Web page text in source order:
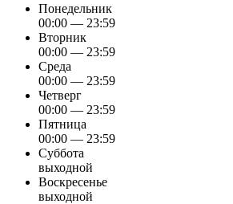
Понедельник
00:00 — 23:59
Вторник
00:00 — 23:59
Среда
00:00 — 23:59
Четверг
00:00 — 23:59
Пятница
00:00 — 23:59
Суббота
выходной
Воскресенье
выходной